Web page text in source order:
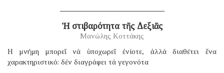
Ἡ στιβαρότητα τῆς Δεξιᾶς
Μανώλης Κοττάκης
H μνήμη μπορεῖ νά ὑποχωρεῖ ἐνίοτε, ἀλλά διαθέτει ἕνα
χαρακτηριστικό: δέν διαγράφει τά γεγονότα